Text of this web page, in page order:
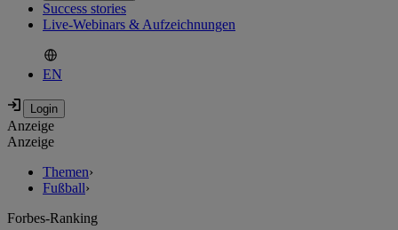
Success stories
Live-Webinars & Aufzeichnungen
EN
Anzeige
Anzeige
Themen›
Fußball›
Forbes-Ranking